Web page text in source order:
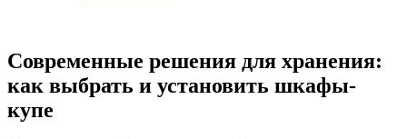
Современные решения для хранения:
как выбрать и установить шкафы-
купе